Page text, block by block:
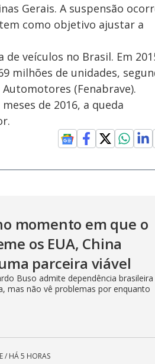
Gerais. A suspensão
como objetivo ajustar a
veículos no Brasil. Em
milhões de unidades,
(Fenabrave).
de 2016, a queda
momento em que o
os EUA, China
parceira viável
Buso admite dependência brasileira
mas não vê problemas por enquanto
/ HÁ 5 HORAS